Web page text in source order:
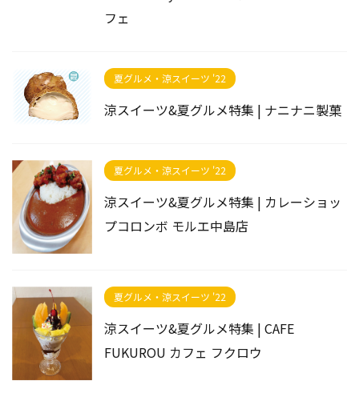
フェ
夏グルメ・涼スイーツ '22
涼スイーツ&夏グルメ特集 | ナニナニ製菓
夏グルメ・涼スイーツ '22
涼スイーツ&夏グルメ特集 | カレーショッ
プコロンボ モルエ中島店
夏グルメ・涼スイーツ '22
涼スイーツ&夏グルメ特集 | CAFE
FUKUROU カフェ フクロウ